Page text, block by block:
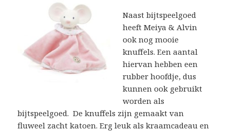
Naast bijtspeelgoed
heeft Meiya & Alvin
ook nog mooie
knuffels. Een aantal
hiervan hebben een
rubber hoofdje, dus
kunnen ook gebruikt
worden als
bijtspeelgoed. De knuffels zijn gemaakt van
fluweel zacht katoen. Erg leuk als kraamcadeau en